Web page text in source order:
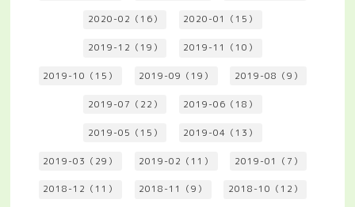
2020-02（16） 2020-01（15）
2019-12（19） 2019-11（10）
2019-10（15） 2019-09（19） 2019-08（9）
2019-07（22） 2019-06（18）
2019-05（15） 2019-04（13）
2019-03（29） 2019-02（11） 2019-01（7）
2018-12（11） 2018-11（9） 2018-10（12）